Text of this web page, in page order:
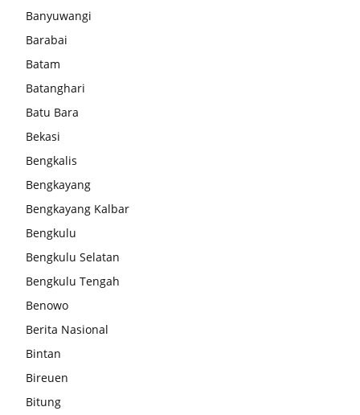
Banyuwangi
Barabai
Batam
Batanghari
Batu Bara
Bekasi
Bengkalis
Bengkayang
Bengkayang Kalbar
Bengkulu
Bengkulu Selatan
Bengkulu Tengah
Benowo
Berita Nasional
Bintan
Bireuen
Bitung